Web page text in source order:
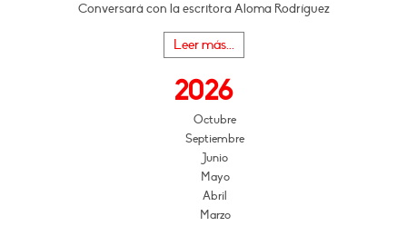
Conversará con la escritora Aloma Rodríguez
Leer más...
2026
Octubre
Septiembre
Junio
Mayo
Abril
Marzo